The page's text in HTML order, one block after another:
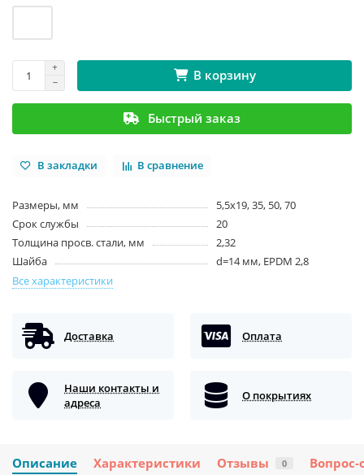
В корзину
Быстрый заказ
В закладки В сравнение
Размеры, мм
5,5х19, 35, 50, 70
Срок службы
20
Толщина просв. стали, мм
2,32
Шайба
d=14 мм, EPDM 2,8
Все характеристики
Доставка Оплата
Наши контакты и
адреса
О покрытиях
Описание Характеристики Отзывы 0 Вопрос-